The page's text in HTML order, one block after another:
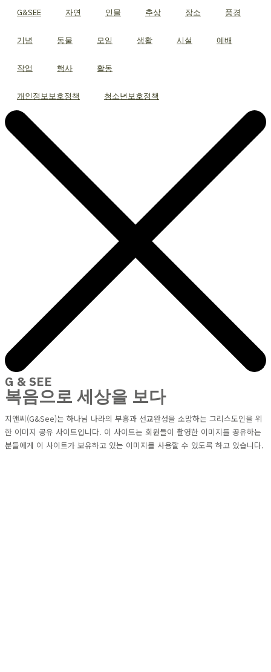
G&SEE 자연 인물 추상 장소 풍경
기념 동물 모임 생활 시설 예배
작업 행사 활동
개인정보보호정책 청소년보호정책
G & SEE
복음으로 세상을 보다
지앤씨(G&See)는 하나님 나라의 부흥과 선교완성을 소망하는 그리스도인을 위
한 이미지 공유 사이트입니다. 이 사이트는 회원들이 촬영한 이미지를 공유하는
분들에게 이 사이트가 보유하고 있는 이미지를 사용할 수 있도록 하고 있습니다.